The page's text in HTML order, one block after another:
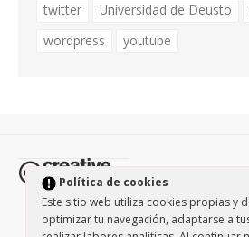
Política de cookies
Este sitio web utiliza cookies propias y
optimizar tu navegación, adaptarse a
twitter
Universidad de Deusto
wordpress
youtube
Todos los
protegidos por la licencia Creative
NonCommercial-ShareAlike 3.0. /